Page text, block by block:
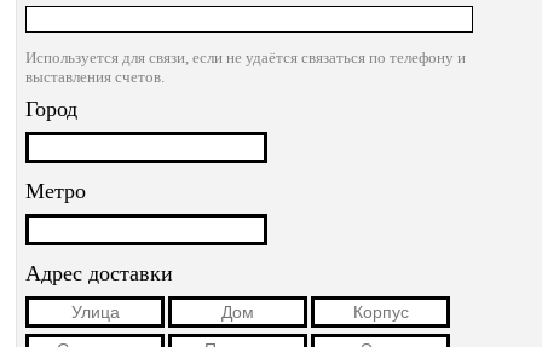
Используется для связи, если не удаётся связаться по телефону и
выставления счетов.
Город
Метро
Адрес доставки